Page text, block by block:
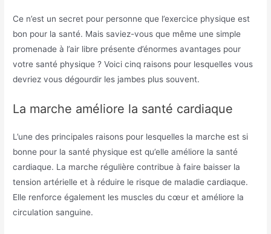
Ce n’est un secret pour personne que l’exercice physique est
bon pour la santé. Mais saviez-vous que même une simple
promenade à l’air libre présente d’énormes avantages pour
votre santé physique ? Voici cinq raisons pour lesquelles vous
devriez vous dégourdir les jambes plus souvent.
La marche améliore la santé cardiaque
L’une des principales raisons pour lesquelles la marche est si
bonne pour la santé physique est qu’elle améliore la santé
cardiaque. La marche régulière contribue à faire baisser la
tension artérielle et à réduire le risque de maladie cardiaque.
Elle renforce également les muscles du cœur et améliore la
circulation sanguine.